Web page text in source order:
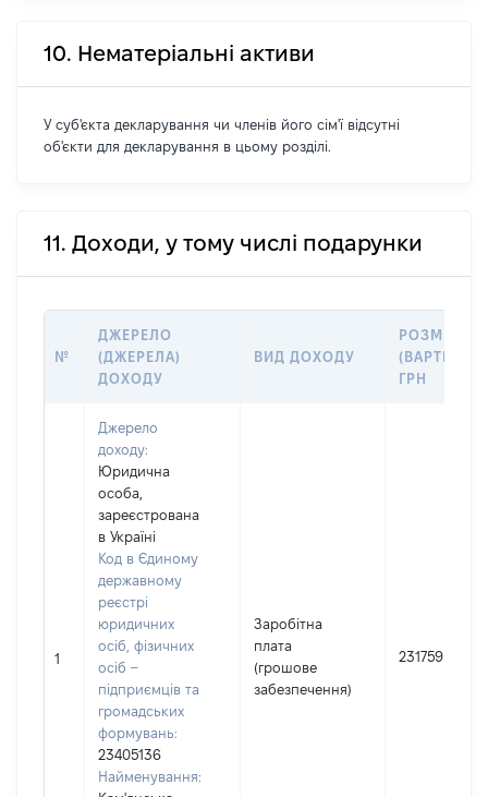
10. Нематеріальні активи
У суб'єкта декларування чи членів його сім'ї відсутні
об'єкти для декларування в цьому розділі.
11. Доходи, у тому числі подарунки
№
ДЖЕРЕЛО
(ДЖЕРЕЛА)
ДОХОДУ
ВИД ДОХОДУ
РОЗМІР
(ВАРТІСТЬ),
ГРН
1
Джерело
доходу:
Юридична
особа,
зареєстрована
в Україні
Код в Єдиному
державному
реєстрі
юридичних
осіб, фізичних
осіб –
підприємців та
громадських
формувань:
23405136
Найменування:
Заробітна
плата
(грошове
забезпечення)
231759